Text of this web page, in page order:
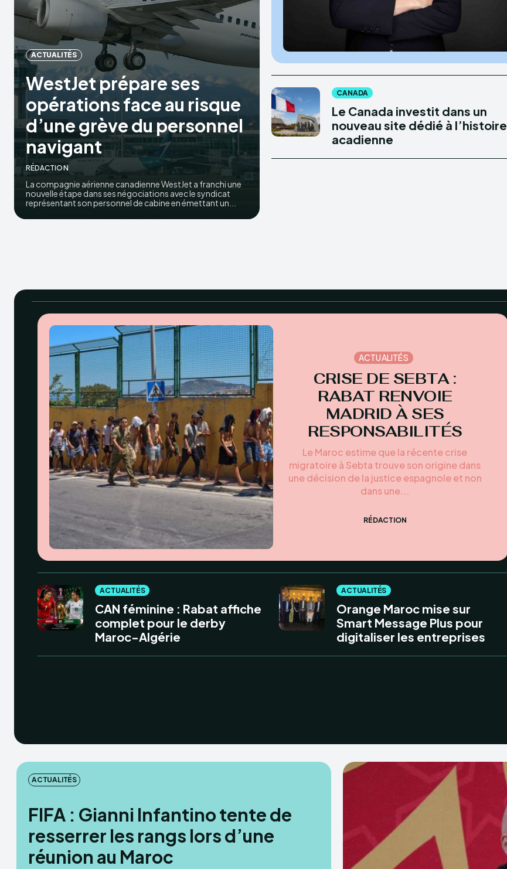
ACTUALITÉS
WestJet prépare ses
opérations face au risque
d’une grève du personnel
navigant
RÉDACTION
La compagnie aérienne canadienne WestJet a franchi une
nouvelle étape dans ses négociations avec le syndicat
représentant son personnel de cabine en émettant un...
CANADA
Le Canada investit dans un
nouveau site dédié à l’histoire
acadienne
ACTUALITÉS
CRISE DE SEBTA :
RABAT RENVOIE
MADRID À SES
RESPONSABILITÉS
Le Maroc estime que la récente crise
migratoire à Sebta trouve son origine dans
une décision de la justice espagnole et non
dans une...
RÉDACTION
ACTUALITÉS
CAN féminine : Rabat affiche
complet pour le derby
Maroc-Algérie
ACTUALITÉS
Orange Maroc mise sur
Smart Message Plus pour
digitaliser les entreprises
ACTUALITÉS
FIFA : Gianni Infantino tente de
resserrer les rangs lors d’une
réunion au Maroc